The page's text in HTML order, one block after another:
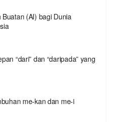
(AI) bagi Dunia
“dari” dan “daripada” yang
me-kan dan me-i